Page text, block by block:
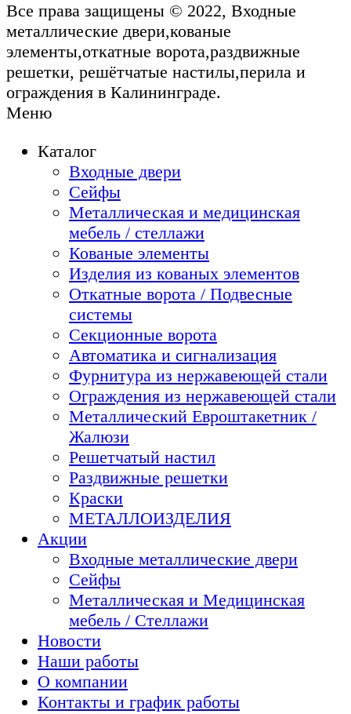
Все права защищены © 2022, Входные
металлические двери,кованые
элементы,откатные ворота,раздвижные
решетки, решётчатые настилы,перила и
ограждения в Калининграде.
Меню
Каталог
Входные двери
Сейфы
Металлическая и медицинская
мебель / стеллажи
Кованые элементы
Изделия из кованых элементов
Откатные ворота / Подвесные
системы
Секционные ворота
Автоматика и сигнализация
Фурнитура из нержавеющей стали
Ограждения из нержавеющей стали
Металлический Евроштакетник /
Жалюзи
Решетчатый настил
Раздвижные решетки
Краски
МЕТАЛЛОИЗДЕЛИЯ
Акции
Входные металлические двери
Сейфы
Металлическая и Медицинская
мебель / Стеллажи
Новости
Наши работы
О компании
Контакты и график работы